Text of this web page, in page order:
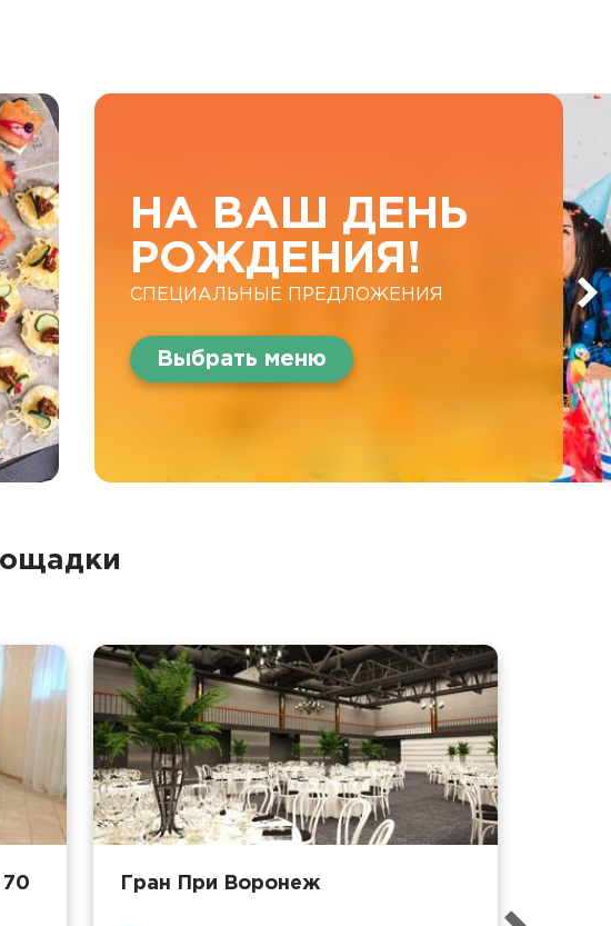
НА ВАШ ДЕНЬ
РОЖДЕНИЯ!
СПЕЦИАЛЬНЫЕ ПРЕДЛОЖЕНИЯ
Выбрать меню
70
Гран При Воронеж